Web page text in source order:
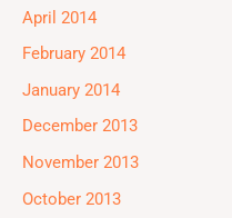
April 2014
February 2014
January 2014
December 2013
November 2013
October 2013